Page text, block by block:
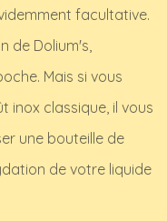
facultative.
de Dolium's,
Mais si vous
inox classique, il vous
une bouteille de
de votre liquide